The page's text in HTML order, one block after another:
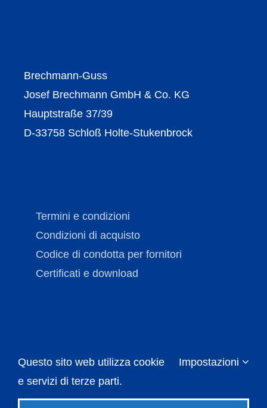
Brechmann-Guss
Josef Brechmann GmbH & Co. KG
Hauptstraße 37/39
D-33758 Schloß Holte-Stukenbrock
Termini e condizioni
Condizioni di acquisto
Codice di condotta per fornitori
Certificati e download
Copyright © Brechmann-Guss2026 | Tutti i diritti
riservati |Impressum
Questo sito web utilizza cookie
e servizi di terze parti.
Impostazioni